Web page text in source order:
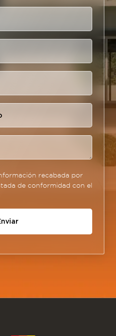
recabada por
de conformidad con el